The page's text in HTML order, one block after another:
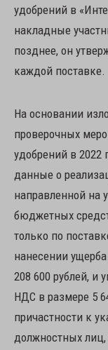
удобрений в
накладные
позднее, он
каждой поставке.
На основании
проверочных
удобрений в 2022
данные о
направленной на
бюджетных
только по
нанесении
208 600 рублей,
НДС в размере 5
причастности к
должностных лиц,